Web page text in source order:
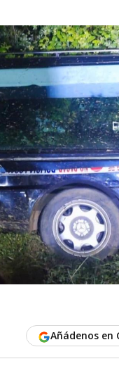
Añádenos en